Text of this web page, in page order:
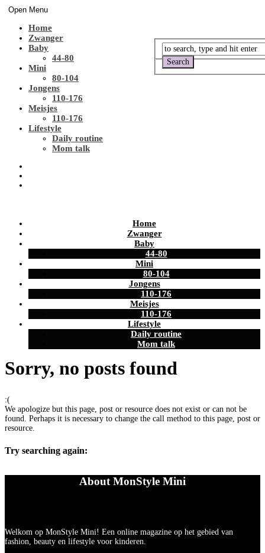
Open Menu
Home
Zwanger
Baby
44-80
Mini
80-104
Jongens
110-176
Meisjes
110-176
Lifestyle
Daily routine
Mom talk
Home
Zwanger
Baby
44-80
Mini
80-104
Jongens
110-176
Meisjes
110-176
Lifestyle
Daily routine
Mom talk
Sorry, no posts found
:(
We apologize but this page, post or resource does not exist or can not be
found. Perhaps it is necessary to change the call method to this page, post or
resource.
Try searching again:
About MonStyle Mini
Welkom op MonStyle Mini! Een online magazine op het gebied van
fashion, beauty en lifestyle voor kinderen.